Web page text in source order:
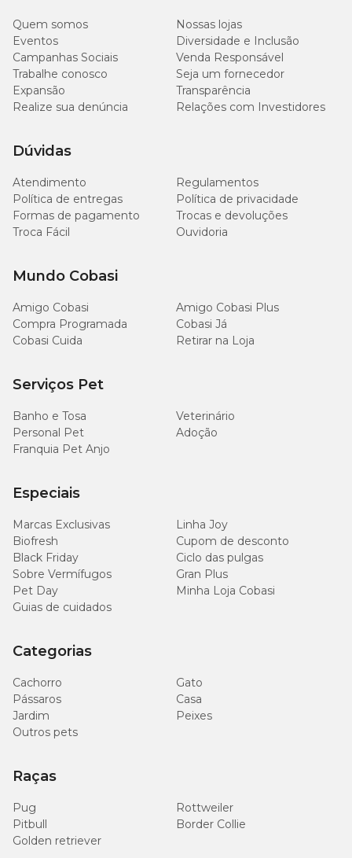
Compra Programada
também conta com mais comodidade e
descontos exclusivos.
Quem somos
Nossas lojas
Eventos
Diversidade e Inclusão
Campanhas Sociais
Venda Responsável
Trabalhe conosco
Seja um fornecedor
Expansão
Transparência
Realize sua denúncia
Relações com Investidores
Dúvidas
Atendimento
Regulamentos
Política de entregas
Política de privacidade
Formas de pagamento
Trocas e devoluções
Troca Fácil
Ouvidoria
Mundo Cobasi
Amigo Cobasi
Amigo Cobasi Plus
Compra Programada
Cobasi Já
Cobasi Cuida
Retirar na Loja
Serviços Pet
Banho e Tosa
Veterinário
Personal Pet
Adoção
Franquia Pet Anjo
Especiais
Marcas Exclusivas
Linha Joy
Biofresh
Cupom de desconto
Black Friday
Ciclo das pulgas
Sobre Vermífugos
Gran Plus
Pet Day
Minha Loja Cobasi
Guias de cuidados
Categorias
Cachorro
Gato
Pássaros
Casa
Jardim
Peixes
Outros pets
Raças
Pug
Rottweiler
Pitbull
Border Collie
Golden retriever